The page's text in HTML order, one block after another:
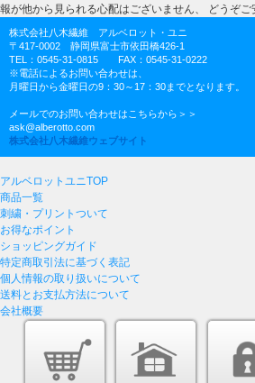
報が他から見られる心配はございません、 どうぞご
株式会社八木繊維 アルベロット・ユニ
〒417-0002 静岡県富士市依田橋426-1
TEL：0545-31-0815 FAX：0545-31-0222
※電話によるお問い合わせは、
月曜日から金曜日の9：30～17：30までとなります。
メールでのお問い合わせはこちらから＞＞
ask@alberotto.com
株式会社八木繊維ウェブサイト
アルベロットユニTOP
商品一覧
刺繍・プリントついて
お得なポイント
ショッピングガイド
特定商取引法に基づく表記
個人情報の取り扱いについて
送料とお支払方法について
会社概要